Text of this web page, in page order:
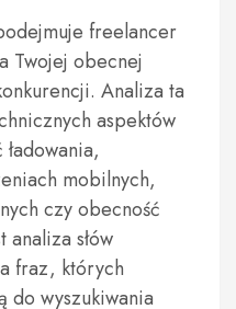
freelancer
Twojej obecnej
Analiza ta
aspektów
mobilnych,
czy obecność
analiza słów
fraz, których
do wyszukiwania